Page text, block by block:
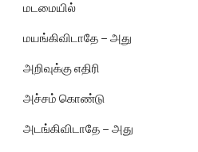
மடமையில்
மயங்கிவிடாதே – அது
அறிவுக்கு எதிரி
அச்சம் கொண்டு
அடங்கிவிடாதே – அது